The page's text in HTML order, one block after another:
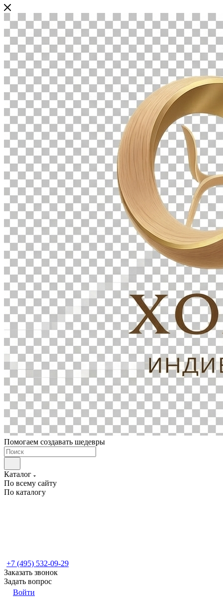
Помогаем создавать шедевры
Каталог
По всему сайту
По каталогу
+7 (495) 532-09-29
Заказать звонок
Задать вопрос
Войти